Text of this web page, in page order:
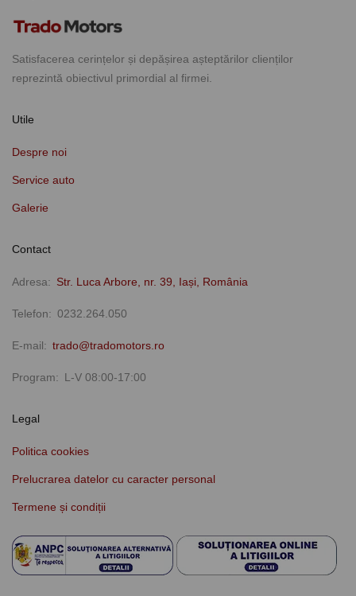
Satisfacerea cerințelor și depășirea așteptărilor clienților
reprezintă obiectivul primordial al firmei.
Utile
Despre noi
Service auto
Galerie
Contact
Adresa Str. Luca Arbore, nr. 39, Iași, România
Telefon 0232.264.050
E-mail trado@tradomotors.ro
Program L-V 08:00-17:00
Legal
Politica cookies
Prelucrarea datelor cu caracter personal
Termene și condiții